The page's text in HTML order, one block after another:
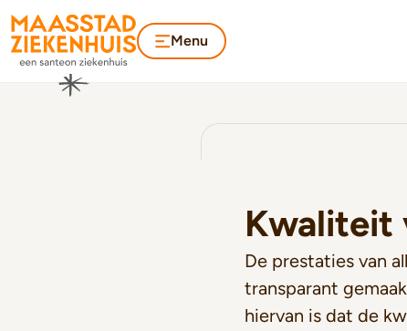
Menu
Kwaliteit
De prestaties van
transparant
hiervan is dat de